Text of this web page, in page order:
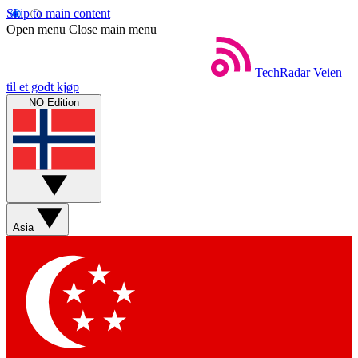
Skip to main content
Open menu Close main menu
TechRadar Veien
til et godt kjøp
NO Edition
Asia